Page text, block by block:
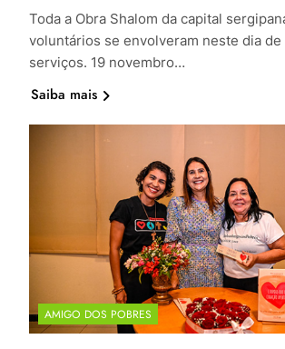
Toda a Obra Shalom da capital
voluntários se envolveram neste dia de
serviços. 19 novembro…
Saiba mais
AMIGO DOS POBRES